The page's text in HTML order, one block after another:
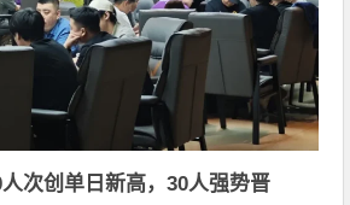
次创单日新高，30人强势晋